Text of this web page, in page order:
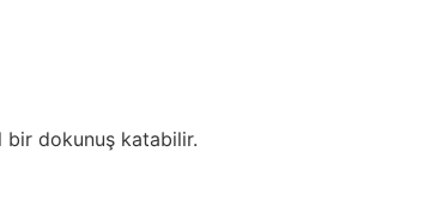
bir dokunuş katabilir.